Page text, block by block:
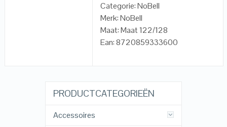
Categorie: NoBell
Merk: NoBell
Maat: Maat 122/128
Ean: 8720859333600
PRODUCTCATEGORIEËN
Accessoires